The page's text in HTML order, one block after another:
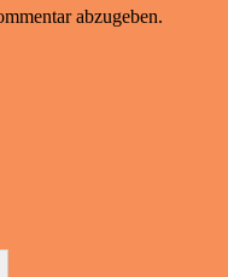
abzugeben.